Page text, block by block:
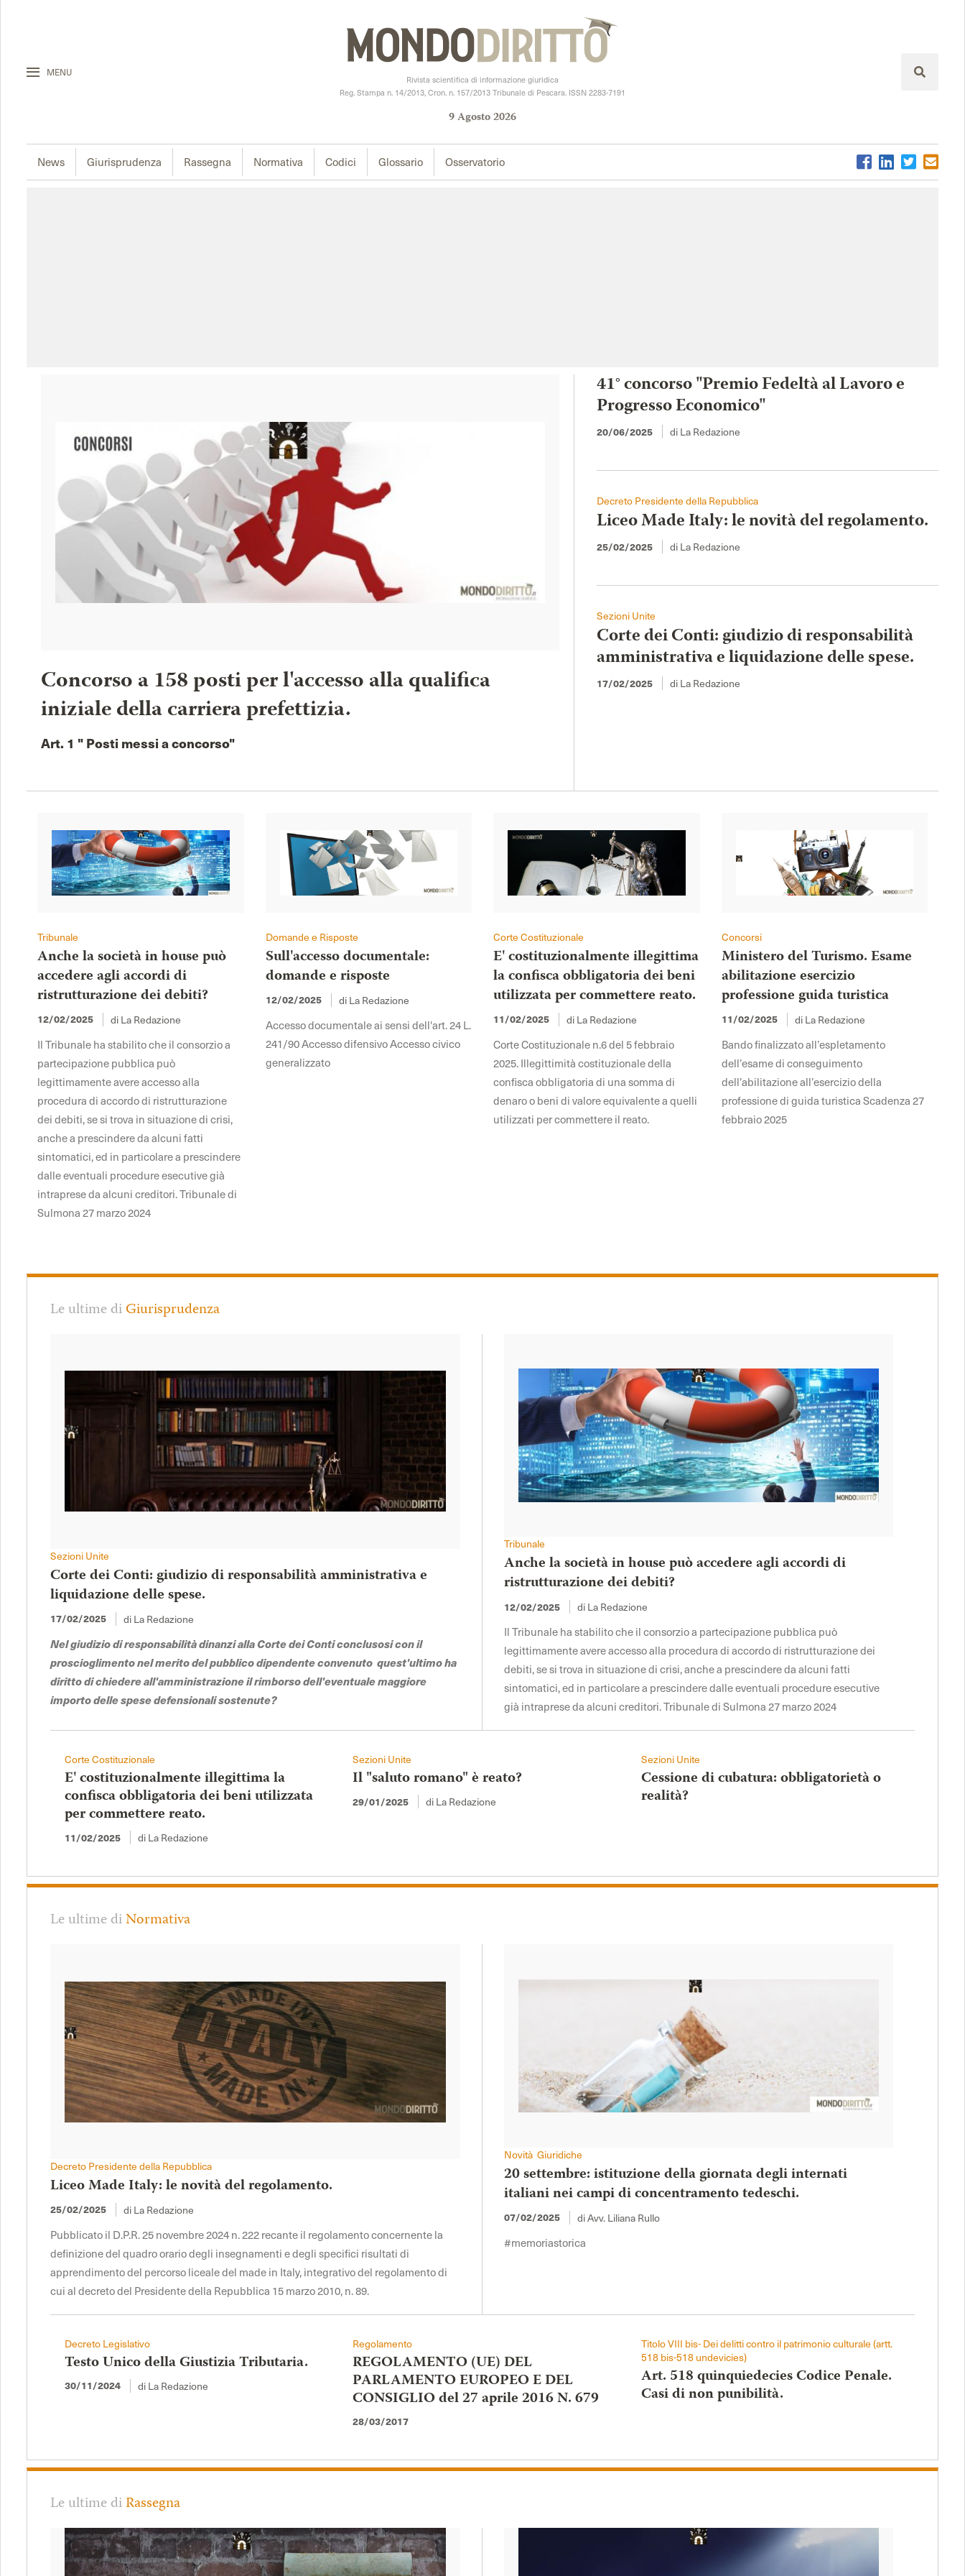
MENU
Rivista scientifica di informazione giuridica
Reg. Stampa n. 14/2013, Cron. n. 157/2013 Tribunale di Pescara. ISSN 2283-7191
9Agosto2026
News Giurisprudenza Rassegna Normativa Codici Glossario Osservatorio
Concorso a 158 posti per l'accesso alla qualifica
iniziale della carriera prefettizia.
Art. 1 " Posti messi a concorso"
41° concorso "Premio Fedeltà al Lavoro e
Progresso Economico"
20/06/2025 di La Redazione
Decreto Presidente della Repubblica
Liceo Made Italy: le novità del regolamento.
25/02/2025 di La Redazione
Sezioni Unite
Corte dei Conti: giudizio di responsabilità
amministrativa e liquidazione delle spese.
17/02/2025 di La Redazione
Tribunale
Anche la società in house può
accedere agli accordi di
ristrutturazione dei debiti?
12/02/2025 di La Redazione
Il Tribunale ha stabilito che il consorzio a
partecipazione pubblica può
legittimamente avere accesso alla
procedura di accordo di ristrutturazione
dei debiti, se si trova in situazione di crisi,
anche a prescindere da alcuni fatti
sintomatici, ed in particolare a prescindere
dalle eventuali procedure esecutive già
intraprese da alcuni creditori. Tribunale di
Sulmona 27 marzo 2024
Domande e Risposte
Sull'accesso documentale:
domande e risposte
12/02/2025 di La Redazione
Accesso documentale ai sensi dell'art. 24 L.
241/90 Accesso difensivo Accesso civico
generalizzato
Corte Costituzionale
E' costituzionalmente illegittima
la confisca obbligatoria dei beni
utilizzata per commettere reato.
11/02/2025 di La Redazione
Corte Costituzionale n.6 del 5 febbraio
2025. Illegittimità costituzionale della
confisca obbligatoria di una somma di
denaro o beni di valore equivalente a quelli
utilizzati per commettere il reato.
Concorsi
Ministero del Turismo. Esame
abilitazione esercizio
professione guida turistica
11/02/2025 di La Redazione
Bando finalizzato all’espletamento
dell’esame di conseguimento
dell’abilitazione all’esercizio della
professione di guida turistica Scadenza 27
febbraio 2025
Le ultime diGiurisprudenza
Sezioni Unite
Corte dei Conti: giudizio di responsabilità amministrativa e
liquidazione delle spese.
17/02/2025
di La Redazione
Nel giudizio di responsabilità dinanzi alla Corte dei Conti conclusosi con il
proscioglimento nel merito del pubblico dipendente convenuto quest'ultimo ha
diritto di chiedere all'amministrazione il rimborso dell'eventuale maggiore
importo delle spese defensionali sostenute?
Tribunale
Anche la società in house può accedere agli accordi di
ristrutturazione dei debiti?
12/02/2025 di La Redazione
Il Tribunale ha stabilito che il consorzio a partecipazione pubblica può
legittimamente avere accesso alla procedura di accordo di ristrutturazione dei
debiti, se si trova in situazione di crisi, anche a prescindere da alcuni fatti
sintomatici, ed in particolare a prescindere dalle eventuali procedure esecutive
già intraprese da alcuni creditori. Tribunale di Sulmona 27 marzo 2024
Corte Costituzionale
E' costituzionalmente illegittima la
confisca obbligatoria dei beni utilizzata
per commettere reato.
11/02/2025 di La Redazione
Sezioni Unite
Il "saluto romano" è reato?
29/01/2025 di La Redazione
Sezioni Unite
Cessione di cubatura: obbligatorietà o
realità?
Le ultime diNormativa
Decreto Presidente della Repubblica
Liceo Made Italy: le novità del regolamento.
25/02/2025 di La Redazione
Pubblicato il D.P.R. 25 novembre 2024 n. 222 recante il regolamento concernente la
definizione del quadro orario degli insegnamenti e degli specifici risultati di
apprendimento del percorso liceale del made in Italy, integrativo del regolamento di
cui al decreto del Presidente della Repubblica 15 marzo 2010, n. 89.
Novità Giuridiche
20 settembre: istituzione della giornata degli internati
italiani nei campi di concentramento tedeschi.
07/02/2025 di Avv. Liliana Rullo
#memoriastorica
Decreto Legislativo
Testo Unico della Giustizia Tributaria.
30/11/2024 di La Redazione
Regolamento
REGOLAMENTO (UE) DEL
PARLAMENTO EUROPEO E DEL
CONSIGLIO del 27 aprile 2016 N. 679
28/03/2017
Titolo VIII bis- Dei delitti contro il patrimonio culturale (artt.
518 bis-518 undevicies)
Art. 518 quinquiedecies Codice Penale.
Casi di non punibilità.
Le ultime diRassegna